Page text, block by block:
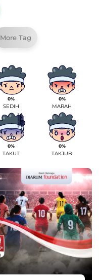
More Tag
0%
SEDIH
0%
MARAH
0%
TAKUT
0%
TAKJUB